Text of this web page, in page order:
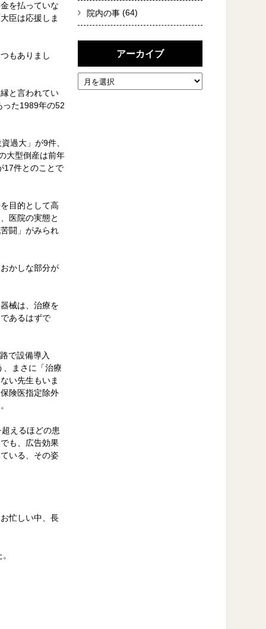
を払っていな
臣は応援しま
もありまし
と言われてい
った1989年の52
過大」が9件、
大型倒産は前年
17件とのことで
目的として高
医院の実態と
闘」がみられ
かしな部分が
械は、治療を
あるはずで
で設備導入
、まさに「治療
い先生もいま
険医指定除外
えるほどの患
も、広告効果
いる、その姿
忙しい中、長
院内の事 (64)
アーカイブ